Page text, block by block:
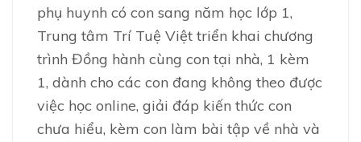
phụ huynh có con sang năm học lớp 1,
Trung tâm Trí Tuệ Việt triển khai chương
trình Đồng hành cùng con tại nhà, 1 kèm
1, dành cho các con đang không theo được
việc học online, giải đáp kiến thức con
chưa hiểu, kèm con làm bài tập về nhà và